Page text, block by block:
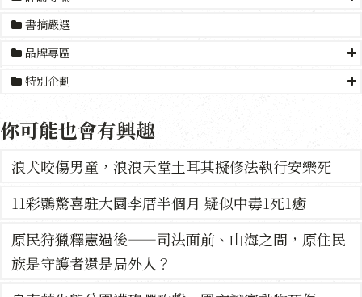
書摘嚴選
品牌專區
特別企劃
你可能也會有興趣
浪犬咬傷男童，浪浪天堂土耳其擬修法執行安樂死
11彩䴉驚喜駐大園李厝半個月 疑似中毒1死1癒
原民狩獵釋憲過後——司法面前、山海之間，原住民
族是守護者還是局外人？